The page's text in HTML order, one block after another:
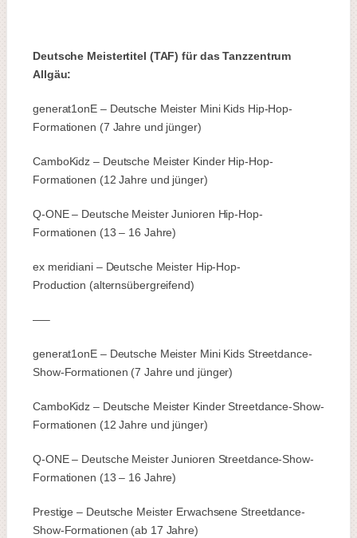
Deutsche Meistertitel (TAF) für das Tanzzentrum
Allgäu:
generat1onE – Deutsche Meister Mini Kids Hip-Hop-
Formationen (7 Jahre und jünger)
CamboKidz – Deutsche Meister Kinder Hip-Hop-
Formationen (12 Jahre und jünger)
Q-ONE – Deutsche Meister Junioren Hip-Hop-
Formationen (13 – 16 Jahre)
ex meridiani – Deutsche Meister Hip-Hop-
Production (alternsübergreifend)
—–
generat1onE – Deutsche Meister Mini Kids Streetdance-
Show-Formationen (7 Jahre und jünger)
CamboKidz – Deutsche Meister Kinder Streetdance-Show-
Formationen (12 Jahre und jünger)
Q-ONE – Deutsche Meister Junioren Streetdance-Show-
Formationen (13 – 16 Jahre)
Prestige – Deutsche Meister Erwachsene Streetdance-
Show-Formationen (ab 17 Jahre)